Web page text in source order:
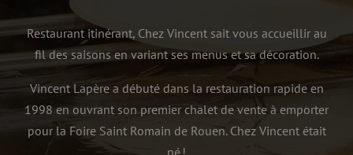
Restaurant itinérant, Chez Vincent sait vous accueillir au
fil des saisons en variant ses menus et sa décoration.
Vincent Lapère a débuté dans la restauration rapide en
1998 en ouvrant son premier chalet de vente à emporter
pour la Foire Saint Romain de Rouen. Chez Vincent était
né !